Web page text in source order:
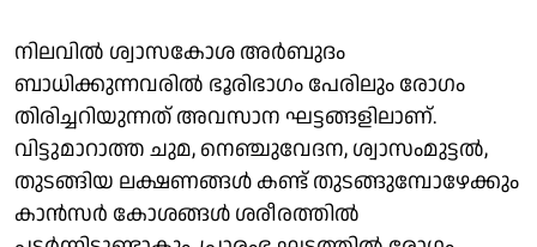
നിലവിൽ ശ്വാസകോശ അർബുദം
ബാധിക്കുന്നവരിൽ ഭൂരിഭാഗം പേരിലും രോഗം
തിരിച്ചറിയുന്നത് അവസാന ഘട്ടങ്ങളിലാണ്.
വിട്ടുമാറാത്ത ചുമ, നെഞ്ചുവേദന, ശ്വാസംമുട്ടൽ,
തുടങ്ങിയ ലക്ഷണങ്ങൾ കണ്ട് തുടങ്ങുമ്പോഴേക്കും
കാൻസർ കോശങ്ങൾ ശരീരത്തിൽ